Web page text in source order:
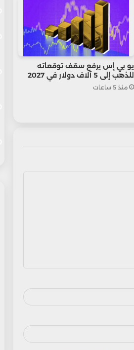
يو بي إس يرفع سقف توقعاته
للذهب إلى 5 آلاف دولار في 2027
منذ 5 ساعات